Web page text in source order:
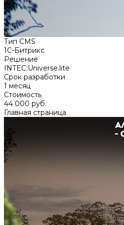
Тип CMS
1C-Битрикс
Решение
INTEC:Universe.lite
Срок разработки
1 месяц
Стоимость
44 000 руб.
Главная страница